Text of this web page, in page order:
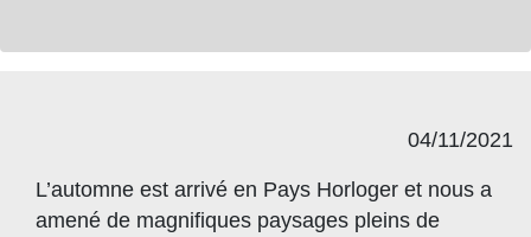
04/11/2021
L’automne est arrivé en Pays Horloger et nous a
amené de magnifiques paysages pleins de